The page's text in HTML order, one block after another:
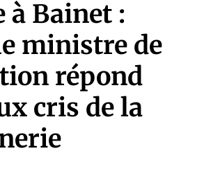
à Bainet :
ministre de
répond
cris de la